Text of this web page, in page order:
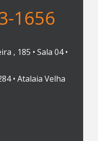
1656
, 185 • Sala 04 •
• Atalaia Velha